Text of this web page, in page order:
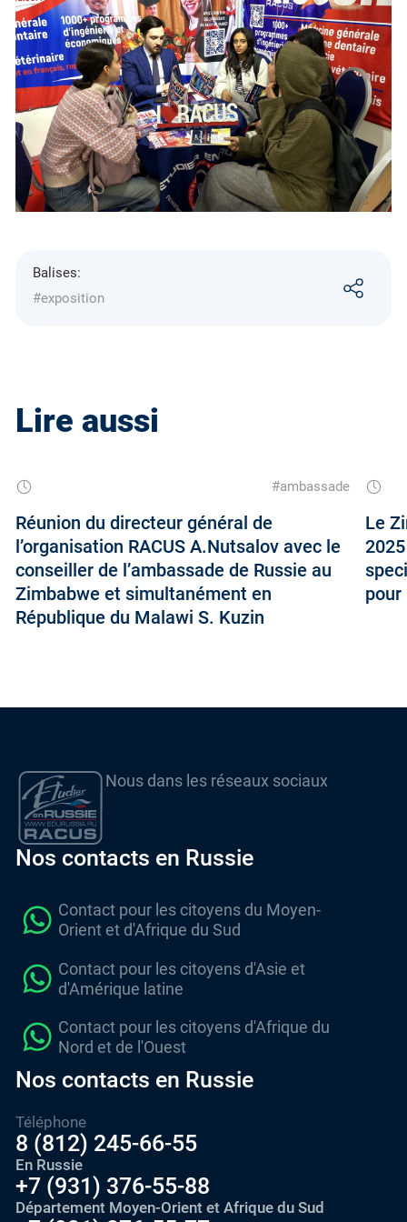
Balises:
#exposition
Lire aussi
#ambassade
Réunion du directeur général de
l’organisation RACUS A.Nutsalov avec le
conseiller de l’ambassade de Russie au
Zimbabwe et simultanément en
République du Malawi S. Kuzin
Le
pour
Nous dans les réseaux sociaux
Nos contacts en Russie
Contact pour les citoyens du Moyen-
Orient et d'Afrique du Sud
Contact pour les citoyens d'Asie et
d'Amérique latine
Contact pour les citoyens d'Afrique du
Nord et de l'Ouest
Nos contacts en Russie
Téléphone
8 (812) 245-66-55
En Russie
+7 (931) 376-55-88
Département Moyen-Orient et Afrique du Sud